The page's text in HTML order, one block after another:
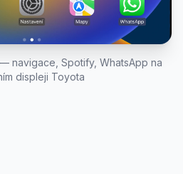
navigace, Spotify, WhatsApp na
displeji Toyota